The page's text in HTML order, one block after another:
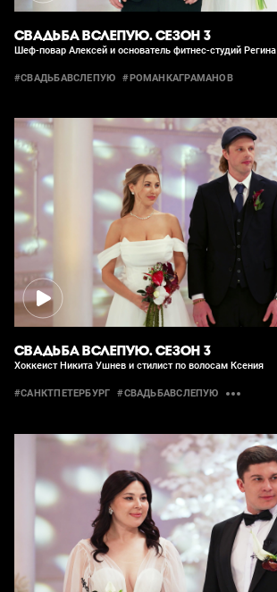
СВАДЬБА ВСЛЕПУЮ. СЕЗОН 3
Шеф-повар Алексей и основатель фитнес-студий Регина
#СВАДЬБАВСЛЕПУЮ #РОМАНКАГРАМАНОВ
СВАДЬБА ВСЛЕПУЮ. СЕЗОН 3
Хоккеист Никита Ушнев и стилист по волосам Ксения
#САНКТПЕТЕРБУРГ #СВАДЬБАВСЛЕПУЮ